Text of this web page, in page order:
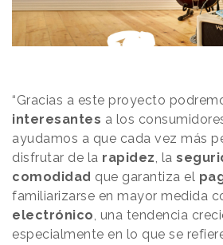
“Gracias a este proyecto
interesantes a los
ayudamos a que cada vez más
disfrutar de la rapidez, la
comodidad que garantiza el
familiarizarse en mayor medida
electrónico, una tendencia
especialmente en lo que se